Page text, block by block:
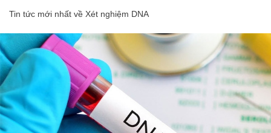
Tin tức mới nhất về Xét nghiệm DNA